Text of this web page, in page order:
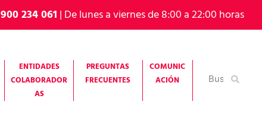
900 234 061 | De lunes a viernes de 8:00 a 22:00 horas
ENTIDADES
COLABORADOR
AS
PREGUNTAS
FRECUENTES
COMUNIC
ACIÓN
Buscar